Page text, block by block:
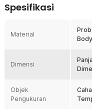
tanah, pendeteksi
ini, pengguna dapat
pH tanah adalah
tidak perlu menyiram
tingkat kelembapan sudah
menyiram tanaman untuk
yang sesuai.
Spesifikasi
Material
Dimensi
Objek
Pengukuran